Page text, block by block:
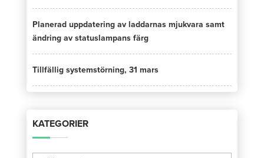
Planerad uppdatering av laddarnas mjukvara samt
ändring av statuslampans färg
Tillfällig systemstörning, 31 mars
KATEGORIER